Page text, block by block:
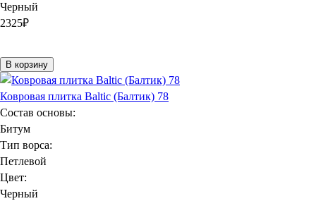
Черный
2325₽
В корзину
Ковровая плитка Baltic (Балтик) 78
Состав основы:
Битум
Тип ворса:
Петлевой
Цвет:
Черный